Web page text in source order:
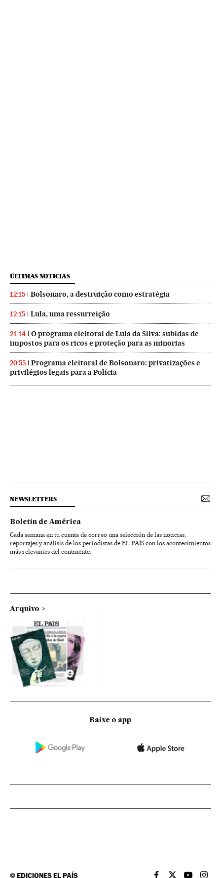
ÚLTIMAS NOTICIAS
12:15 Bolsonaro, a destruição como estratégia
12:15 Lula, uma ressurreição
21:14
O programa eleitoral de Lula da Silva: subidas de
impostos para os ricos e proteção para as minorias
20:55
Programa eleitoral de Bolsonaro: privatizações e
privilégios legais para a Polícia
NEWSLETTERS
Boletín de América
Cada semana en tu cuenta de correo una selección de las noticias,
reportajes y análisis de los periodistas de EL PAÍS con los acontecimientos
más relevantes del continente.
Arquivo
Baixe o app
©EDICIONES EL PAÍS